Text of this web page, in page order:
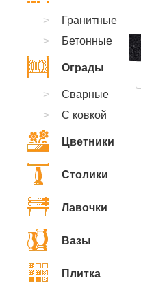
Гранитные
Бетонные
Ограды
Сварные
С ковкой
Цветники
Столики
Лавочки
Вазы
Плитка